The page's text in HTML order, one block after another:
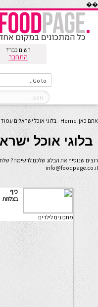
��
רשום כבר?
התחבר
אתם כאן: Home
-בלוגי אוכל ישראלים עמוד 3
בלוגי אוכל
info@foodpage.co.il
כיף
בצלחת
מתכונים לילדים